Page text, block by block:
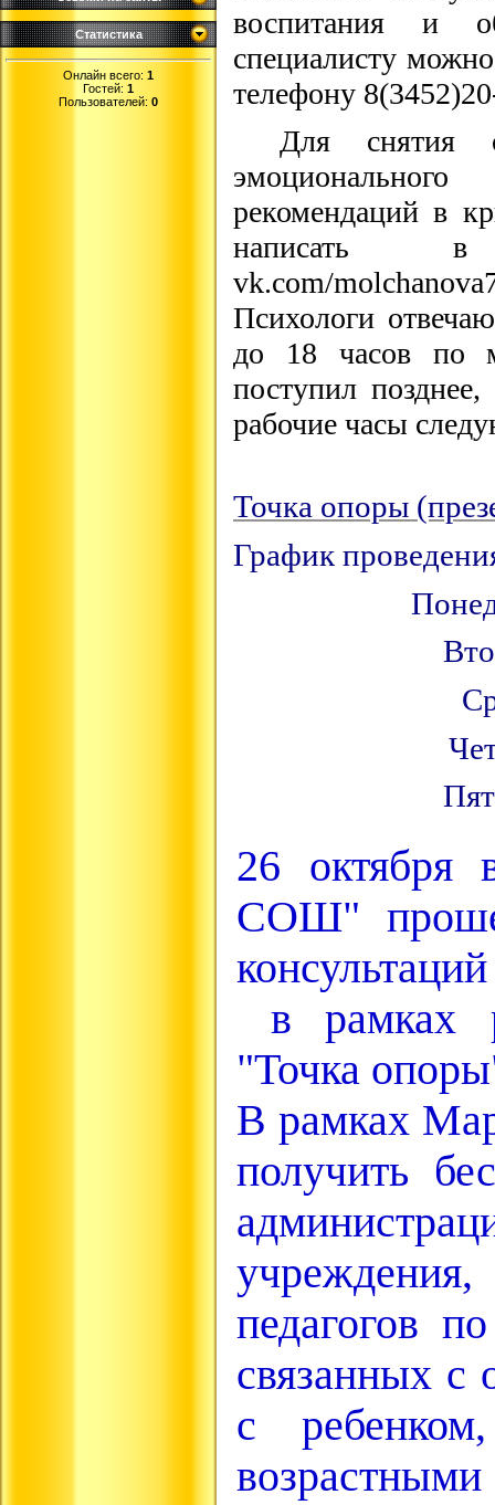
Статистика
Онлайн всего: 1
Гостей: 1
Пользователей: 0
воспитания и
специалисту
телефону
Для снятия
рекомендаций в
написать в
vk.com/
Психологи
до 18 часов по
поступил
рабочие часы
Точка опоры
График
26 октября
СОШ"
в рамках
"Точка
В рамках
получить
педагогов
связанных с
с